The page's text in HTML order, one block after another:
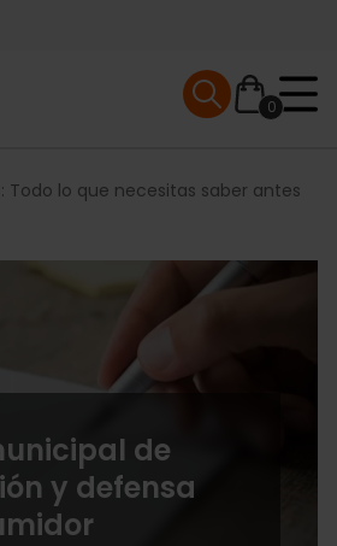
0
Mobile menu
Todo lo que necesitas saber antes
de
y defensa